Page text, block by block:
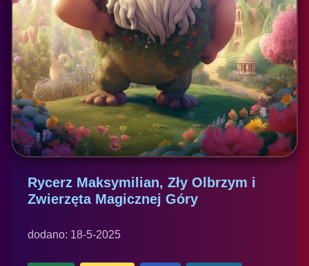
Rycerz Maksymilian, Zły Olbrzym i
Zwierzęta Magicznej Góry
dodano: 18-5-2025